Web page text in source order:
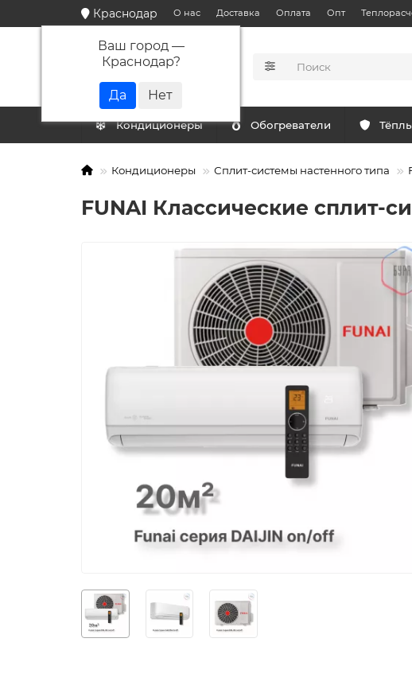
Краснодар
Ваш город —
Краснодар?
О нас Доставка Оплата Опт
КАТАЛОГ
Кондиционеры Обогреватели
Кондиционеры Сплит-системы настенного типа
FUNAI Классические сплит-